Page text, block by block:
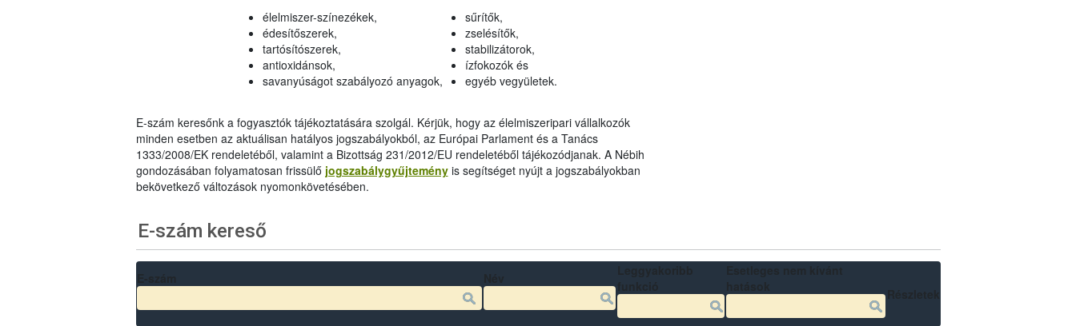
élelmiszer-színezékek,
édesítőszerek,
tartósítószerek,
antioxidánsok,
savanyúságot szabályozó anyagok,
sűrítők,
zselésítők,
stabilizátorok,
ízfokozók és
egyéb vegyületek.
E-szám keresőnk a fogyasztók tájékoztatására szolgál. Kérjük, hogy az élelmiszeripari vállalkozók
minden esetben az aktuálisan hatályos jogszabályokból, az Európai Parlament és a Tanács
1333/2008/EK rendeletéből, valamint a Bizottság 231/2012/EU rendeletéből tájékozódjanak. A Nébih
gondozásában folyamatosan frissülő jogszabálygyűjteményis segítséget nyújt a jogszabályokban
bekövetkező változások nyomonkövetésében.
E-szám kereső